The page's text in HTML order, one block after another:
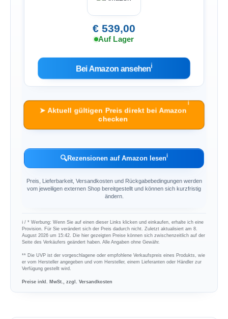
€ 539,00
Auf Lager
Bei Amazon ansehenℹ︎
➤ Aktuell gültigen Preis direkt bei Amazon
checken
ℹ︎
🔍Rezensionen auf Amazon lesenℹ︎
Preis, Lieferbarkeit, Versandkosten und Rückgabebedingungen werden
vom jeweiligen externen Shop bereitgestellt und können sich kurzfristig
ändern.
ℹ︎ / * Werbung: Wenn Sie auf einen dieser Links klicken und einkaufen, erhalte ich eine
Provision. Für Sie verändert sich der Preis dadurch nicht. Zuletzt aktualisiert am 8.
August 2026 um 15:42. Die hier gezeigten Preise können sich zwischenzeitlich auf der
Seite des Verkäufers geändert haben. Alle Angaben ohne Gewähr.
** Die UVP ist der vorgeschlagene oder empfohlene Verkaufspreis eines Produkts, wie
er vom Hersteller angegeben und vom Hersteller, einem Lieferanten oder Händler zur
Verfügung gestellt wird.
Preise inkl. MwSt., zzgl. Versandkosten